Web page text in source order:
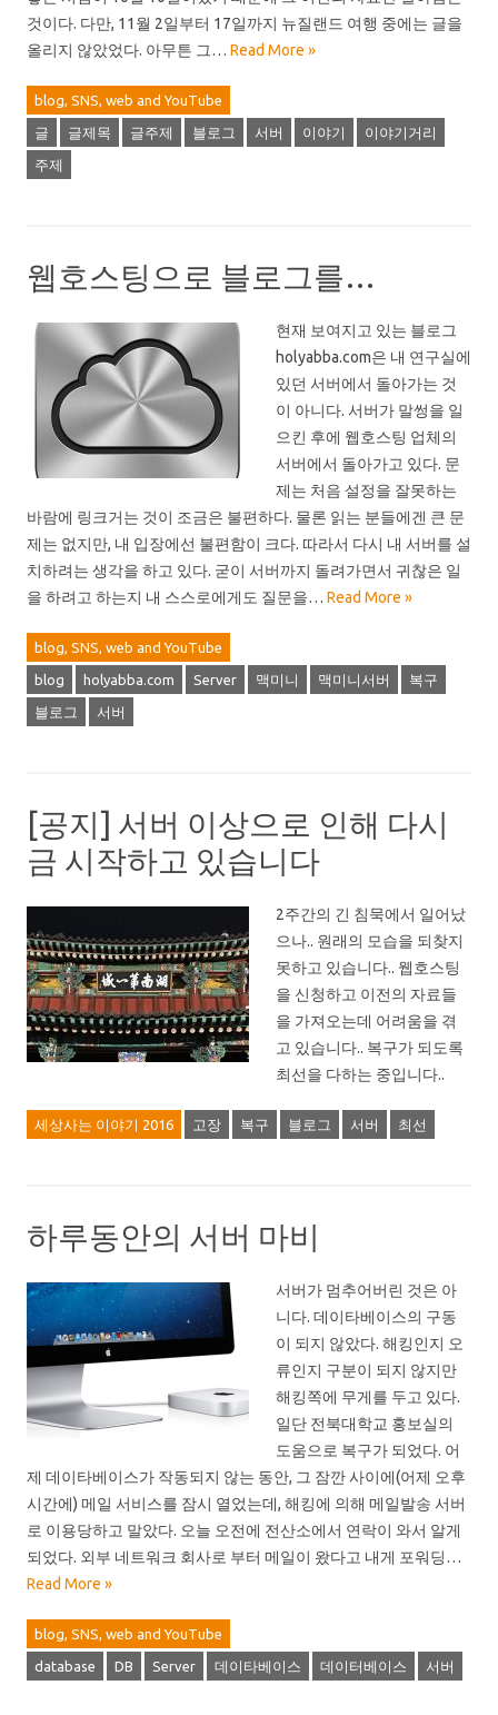
것이다. 다만, 11월 2일부터 17일까지 뉴질랜드 여행 중에는 글을
올리지 않았었다. 아무튼 그… Read More »
blog, SNS, web and YouTube
글 글제목 글주제 블로그 서버 이야기 이야기거리
주제
웹호스팅으로 블로그를…
현재 보여지고 있는 블로그
holyabba.com은 내 연구실에
있던 서버에서 돌아가는 것
이 아니다. 서버가 말썽을 일
으킨 후에 웹호스팅 업체의
서버에서 돌아가고 있다. 문
제는 처음 설정을 잘못하는
바람에 링크거는 것이 조금은 불편하다. 물론 읽는 분들에겐 큰 문
제는 없지만, 내 입장에선 불편함이 크다. 따라서 다시 내 서버를 설
치하려는 생각을 하고 있다. 굳이 서버까지 돌려가면서 귀찮은 일
을 하려고 하는지 내 스스로에게도 질문을… Read More »
blog, SNS, web and YouTube
blog holyabba.com Server 맥미니 맥미니서버 복구
블로그 서버
[공지] 서버 이상으로 인해 다시
금 시작하고 있습니다
2주간의 긴 침묵에서 일어났
으나.. 원래의 모습을 되찾지
못하고 있습니다.. 웹호스팅
을 신청하고 이전의 자료들
을 가져오는데 어려움을 겪
고 있습니다.. 복구가 되도록
최선을 다하는 중입니다..
세상사는 이야기 2016 고장 복구 블로그 서버 최선
하루동안의 서버 마비
서버가 멈추어버린 것은 아
니다. 데이타베이스의 구동
이 되지 않았다. 해킹인지 오
류인지 구분이 되지 않지만
해킹쪽에 무게를 두고 있다.
일단 전북대학교 홍보실의
도움으로 복구가 되었다. 어
제 데이타베이스가 작동되지 않는 동안, 그 잠깐 사이에(어제 오후
시간에) 메일 서비스를 잠시 열었는데, 해킹에 의해 메일발송 서버
로 이용당하고 말았다. 오늘 오전에 전산소에서 연락이 와서 알게
되었다. 외부 네트워크 회사로 부터 메일이 왔다고 내게 포워딩…
Read More »
blog, SNS, web and YouTube
database DB Server 데이타베이스 데이터베이스 서버